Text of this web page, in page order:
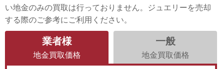
い地金のみの買取は行っておりません。ジュエリーを売却
する際のご参考にご利用ください。
業者様
地金買取価格
一般
地金買取価格